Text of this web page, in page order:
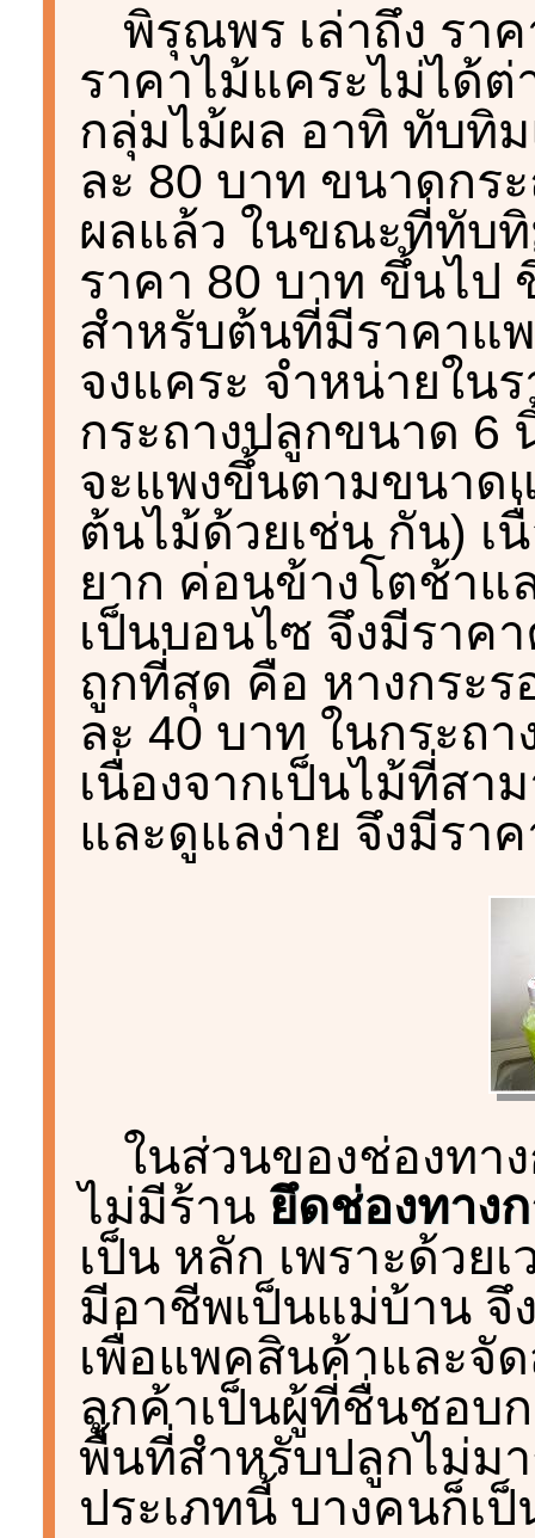
พิรุณพร เล่าถึง รา
ราคาไม้แคระไม่ได้ต่
กลุ่มไม้ผล อาทิ ทับทิ
ละ 80 บาท ขนาดกร
ผลแล้ว ในขณะที่ทับ
ราคา 80 บาท ขึ้นไ
สำหรับต้นที่มีราคาแ
จงแคระ จำหน่ายใน
กระถางปลูกขนาด 6
จะแพงขึ้นตามขนาด
ต้นไม้ด้วยเช่น กัน) เ
ยาก ค่อนข้างโตช้าแ
เป็นบอนไซ จึงมีราค
ถูกที่สุด คือ หางกระ
ละ 40 บาท ในกระถ
เนื่องจากเป็นไม้ที่สา
และดูแลง่าย จึงมีรา
ในส่วนของช่องทา
ไม่มีร้าน ยึดช่องทาง
เป็น หลัก เพราะด้วย
มีอาชีพเป็นแม่บ้าน จึ
เพื่อแพคสินค้าและจั
ลูกค้าเป็นผู้ที่ชื่นชอบ
พื้นที่สำหรับปลูกไม่ม
ประเภทนี้ บางคนก็เ